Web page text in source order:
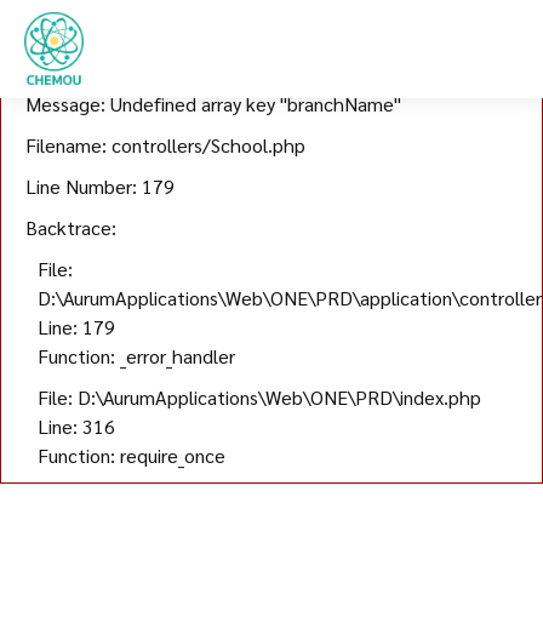
A PHP Error was encountered
Severity: Warning
Message: Undefined array key "branchName"
Filename: controllers/School.php
Line Number: 179
Backtrace:
File:
Line: 179
Function: _error_handler
File: D:\AurumApplications\Web\ONE\PRD\index.php
Line: 316
Function: require_once